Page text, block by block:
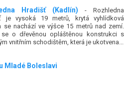
Hradišť (Kadlín) - Rozhledna
je vysoká 19 metrů, krytá vyhlídková
se nachází ve výšce 15 metrů nad zemí.
o dřevěnou opláštěnou konstrukci s
vnitřním schodištěm, která je ukotvena...
Mladé Boleslavi